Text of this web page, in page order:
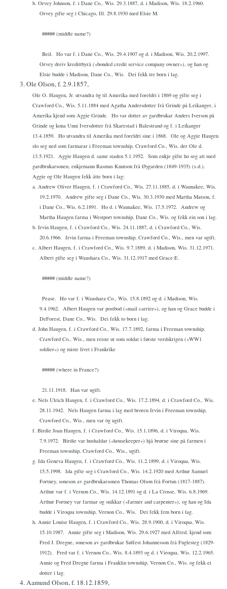
b. Orvey Johnson, f. i Dane Co., Wis. 29.3.1887, d. i Madison, Wis. 18.2.1960.
Orvey gifte seg i Chicago, Ill. 29.8.1930 med Elsie M.
##### (middle name?)
Beil. Ho var f. i Dane Co., Wis. 29.4.1907 og d. i Madison, Wis. 20.2.1997.
Orvey dreiv kredittbyrå («bonded credit service company owner»), og han og
Elsie budde i Madison, Dane Co., Wis. Dei fekk tre born i lag.
3. Ole Olson, f. 2.9.1857,
Ole O. Haugen, Jr. utvandra òg til Amerika med foreldri i 1869 og gifte seg i
Crawford Co., Wis. 5.11.1884 med Agatha Andersdotter frå Grinde på Leikanger, i
Amerika kjend som Aggie Grinde. Ho var dotter av gardbrukar Anders Iverson på
Grinde og kona Unni Iversdotter frå Skarestad i Balestrand og f. i Leikanger
13.4.1859. Ho utvandra til Amerika med foreldri sine i 1868. Ole og Aggie Haugen
slo seg ned som farmarar i Freeman township, Crawford Co., Wis. der Ole d.
13.5.1921. Aggie Haugen d. same staden 5.1.1952. Som enkje gifte ho seg att med
gardbrukarsonen, enkjemann Rasmus Knutson frå Øygarden (1849-1935) (s.d.).
Aggie og Ole Haugen fekk åtte born i lag:
a. Andrew Oliver Haugen, f. i Crawford Co., Wis. 27.11.1885, d. i Waunakee, Wis.
19.2.1970. Andrew gifte seg i Dane Co., Wis. 30.3.1930 med Martha Matson, f.
i Dane Co., Wis. 6.2.1891. Ho d. i Waunakee, Wis. 17.5.1972. Andrew og
Martha Haugen farma i Westport township, Dane Co., Wis. og fekk ein son i lag.
b. Irvin Haugen, f. i Crawford Co., Wis. 24.11.1887, d. i Crawford Co., Wis.
20.6.1966. Irvin farma i Freeman township, Crawford Co., Wis., men var ugift.
c. Albert Haugen, f. i Crawford Co., Wis. 9.7.1889, d. i Madison, Wis. 31.12.1971.
Albert gifte seg i Waushara Co., Wis. 31.12.1917 med Grace E.
##### (middle name?)
Pease. Ho var f. i Waushara Co., Wis. 15.8.1892 og d. i Madison, Wis.
9.4.1962. Albert Haugen var postbod («mail carrier»), og han og Grace budde i
DeForest, Dane Co., Wis. Dei fekk to born i lag.
d. John Haugen, f. i Crawford Co., Wis. 17.7.1892, farma i Freeman township,
Crawford Co., Wis., men reiste ut som soldat i første verdskrigen («WW1
soldier») og miste livet i Frankrike
##### (where in France?)
21.11.1918. Han var ugift.
e. Nels Ulrich Haugen, f. i Crawford Co., Wis. 17.2.1894, d. i Crawford Co., Wis.
28.11.1942. Nels Haugen farma i lag med broren Irvin i Freeman township,
Crawford Co., Wis., men var òg ugift.
f. Birdie Joan Haugen, f. i Crawford Co., Wis. 15.1.1896, d. i Viroqua, Wis.
7.9.1972. Birdie var hushaldar («housekeeper») hjå brørne sine på farmen i
Freeman township, Crawford Co., Wis., ugift.
g. Ida Geneva Haugen, f. i Crawford Co., Wis. 11.2.1899, d. i Viroqua, Wis.
15.5.1998. Ida gifte seg i Crawford Co., Wis. 14.2.1920 med Arthur Samuel
Fortney, soneson av gardbrukarsonen Thomas Olson frå Fortun (1817-1887).
Arthur var f. i Vernon Co., Wis. 14.12.1891 og d. i La Crosse, Wis. 6.8.1969.
Arthur Fortney var farmar og snikkar («farmer and carpenter»), og han og Ida
budde i Viroqua township, Vernon Co., Wis. Dei fekk fem born i lag.
h. Annie Louise Haugen, f. i Crawford Co., Wis. 28.9.1900, d. i Viroqua, Wis.
15.10.1987. Annie gifte seg i Madison, Wis. 29.6.1927 med Alfred, kjend som
Fred J. Dregne, soneson av gardbrukar Sølfest Johannesson frå Fuglesteg (1829-
1912). Fred var f. i Vernon Co., Wis. 8.4.1893 og d. i Viroqua, Wis. 12.2.1965.
Annie og Fred Dregne farma i Franklin township, Vernon Co., Wis. og fekk ei
dotter i lag.
4. Aamund Olson, f. 18.12.1859,